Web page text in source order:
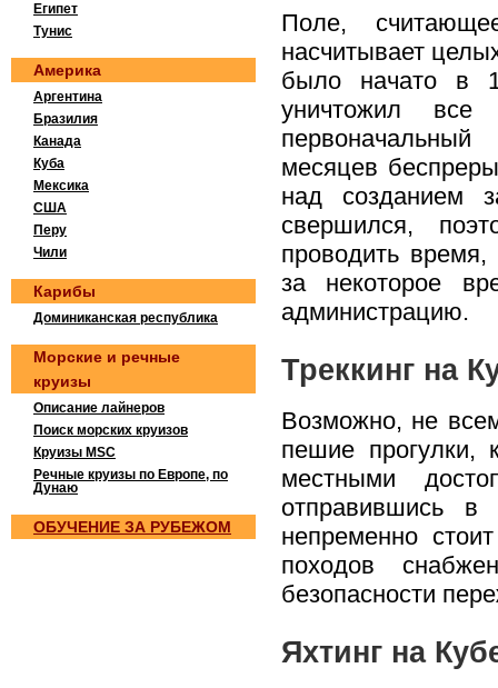
Поле,
насчитывает
было начато в
уничтожил все
месяцев
над созданием
свершился,
проводить
за некоторое
администрацию.
Треккинг на
Возможно, не
пешие прогулки,
местными
отправившись
непременно
походов
безопасности
Яхтинг на
Египет
Тунис
Америка
Аргентина
Бразилия
Канада
Куба
Мексика
США
Перу
Чили
Карибы
Доминиканская республика
Морские и речные
круизы
Описание лайнеров
Поиск морских круизов
Круизы MSC
Речные круизы по Европе, по
Дунаю
OБУЧEНИE ЗА РУБEЖOМ